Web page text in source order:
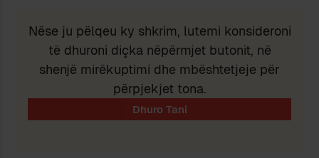
Nëse ju pëlqeu ky shkrim, lutemi konsideroni
të dhuroni diçka nëpërmjet butonit, në
shenjë mirëkuptimi dhe mbështetjeje për
përpjekjet tona.